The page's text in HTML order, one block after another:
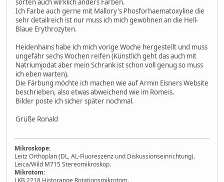
sorten auch wirklich anders Farben.
Ich Farbe auch gerne mit Mallory's Phosforhaematoxyline die
sehr detailreich ist nur muss ich mich gewöhnen an die Hell-
Blaue Erythrozyten.
Heidenhains habe ich mich vorige Woche hergestellt und muss
ungefähr sechs Wochen reifen (Künstlich geht das auch mit
Natriumjodat aber mein Schrank ist schon voll genug so muss
ich eben warten).
Die Färbung möchte ich machen wie auf Armin Eisners Website
beschrieben, also etwas abweichend wie im Romeis.
Bilder poste ich sicher später nochmal.
Grüße Ronald
Mikroskope:
Leitz Orthoplan (DL, AL-Fluoreszenz und Diskussionseinrichtung).
Leica/Wild M715 Stereomikroskop.
Mikrotom: